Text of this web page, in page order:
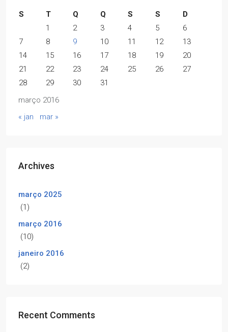
março 2016
S T Q Q S S
D
1
2 3 4 5
6
7
8 9 10 11 12
13
14
15 16 17 18 19
20
21
22 23 24 25 26
27
28
29 30 31
« jan mar »
Archives
março 2025
(1)
março 2016
(10)
janeiro 2016
(2)
Recent Comments